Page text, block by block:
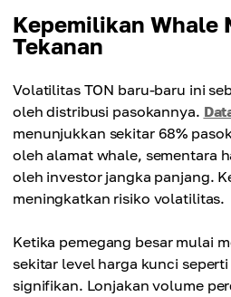
Kepemilikan Whale
Tekanan
Volatilitas TON baru-baru ini
oleh distribusi pasokannya.
menunjukkan sekitar 68%
oleh alamat whale, sementara
oleh investor jangka panjang.
meningkatkan risiko volatilitas.
Ketika pemegang besar mulai
sekitar level harga kunci
signifikan. Lonjakan volume